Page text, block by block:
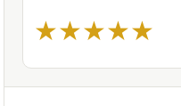
★★★★★